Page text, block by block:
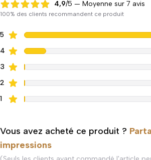
4,9 sur 5
4,9/5 — Moyenne sur 7 avis
100% des clients recommandent ce produit
5
4
3
2
1
Vous avez acheté ce produit ?
impressions